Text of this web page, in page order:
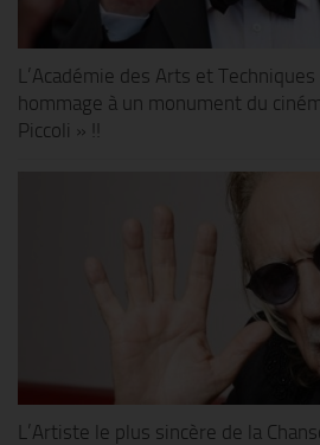
L’Académie des Arts et
hommage à un monument du
Piccoli » !!
L’Artiste le plus sincère de la